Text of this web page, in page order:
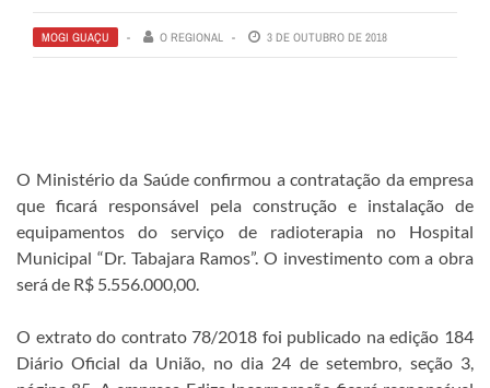
MOGI GUAÇU O REGIONAL 3 DE OUTUBRO DE 2018
O Ministério da Saúde confirmou a contratação da empresa
que ficará responsável pela construção e instalação de
equipamentos do serviço de radioterapia no Hospital
Municipal “Dr. Tabajara Ramos”. O investimento com a obra
será de R$ 5.556.000,00.
O extrato do contrato 78/2018 foi publicado na edição 184
Diário Oficial da União, no dia 24 de setembro, seção 3,